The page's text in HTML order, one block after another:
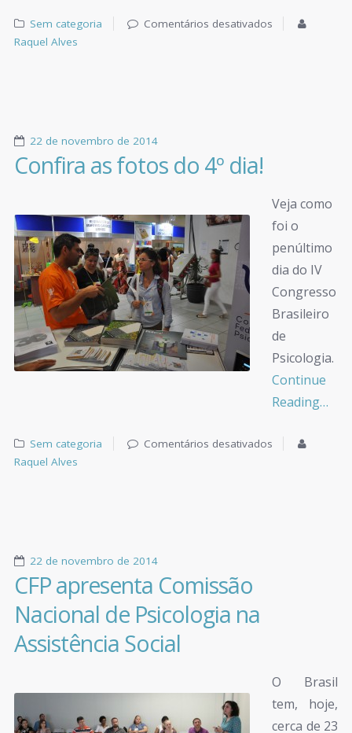
Sem categoria
Comentários desativados
Raquel Alves
22 de novembro de 2014
Confira as fotos do 4º dia!
Veja como
foi o
penúltimo
dia do IV
Congresso
Brasileiro
de
Psicologia.
Continue
Reading…
Sem categoria
Comentários desativados
Raquel Alves
22 de novembro de 2014
CFP apresenta Comissão
Nacional de Psicologia na
Assistência Social
O Brasil
tem, hoje,
cerca de 23